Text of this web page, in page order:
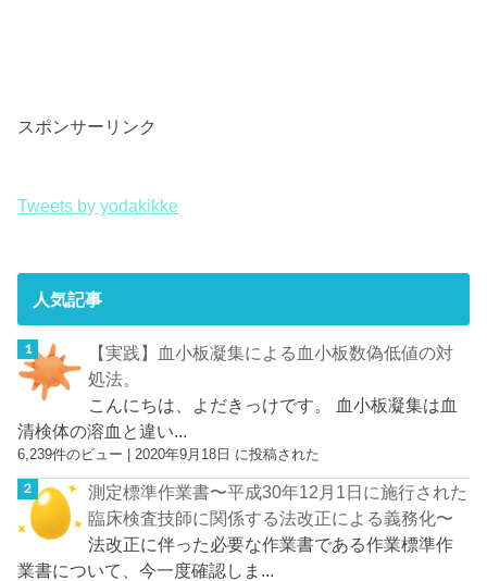
スポンサーリンク
Tweets by yodakikke
人気記事
【実践】血小板凝集による血小板数偽低値の対
処法。
こんにちは、よだきっけです。 血小板凝集は血
清検体の溶血と違い...
6,239件のビュー | 2020年9月18日 に投稿された
測定標準作業書〜平成30年12月1日に施行された
臨床検査技師に関係する法改正による義務化〜
法改正に伴った必要な作業書である作業標準作
業書について、今一度確認しま...